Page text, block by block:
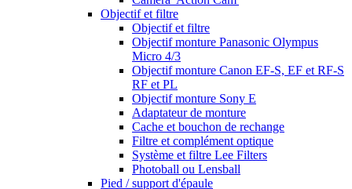
Objectif et filtre
Objectif et filtre
Objectif monture Panasonic Olympus
Micro 4/3
Objectif monture Canon EF-S, EF et RF-S
RF et PL
Objectif monture Sony E
Adaptateur de monture
Cache et bouchon de rechange
Filtre et complément optique
Système et filtre Lee Filters
Photoball ou Lensball
Pied / support d'épaule